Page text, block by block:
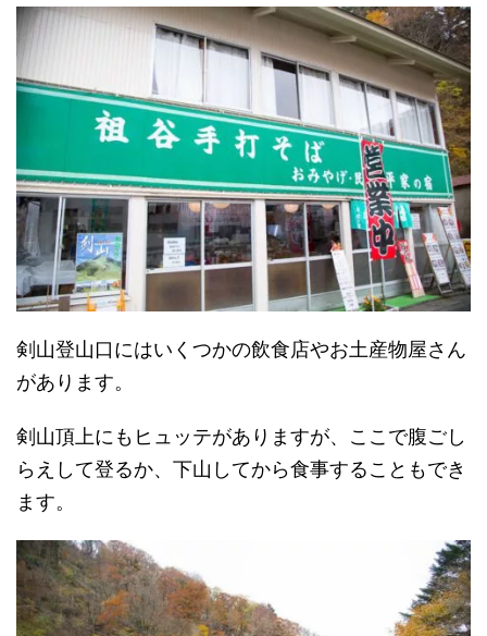
剣山登山口にはいくつかの飲食店やお土産物屋さん
があります。
剣山頂上にもヒュッテがありますが、ここで腹ごし
らえして登るか、下山してから食事することもでき
ます。